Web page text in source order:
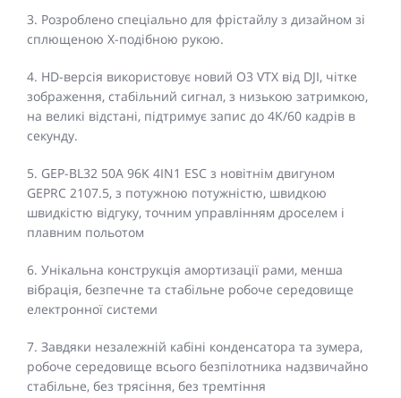
3. Розроблено спеціально для фрістайлу з дизайном зі
сплющеною Х-подібною рукою.
4. HD-версія використовує новий O3 VTX від DJI, чітке
зображення, стабільний сигнал, з низькою затримкою,
на великі відстані, підтримує запис до 4K/60 кадрів в
секунду.
5. GEP-BL32 50A 96K 4IN1 ESC з новітнім двигуном
GEPRC 2107.5, з потужною потужністю, швидкою
швидкістю відгуку, точним управлінням дроселем і
плавним польотом
6. Унікальна конструкція амортизації рами, менша
вібрація, безпечне та стабільне робоче середовище
електронної системи
7. Завдяки незалежній кабіні конденсатора та зумера,
робоче середовище всього безпілотника надзвичайно
стабільне, без трясіння, без тремтіння